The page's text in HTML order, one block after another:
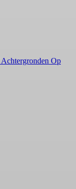
Achtergronden Op